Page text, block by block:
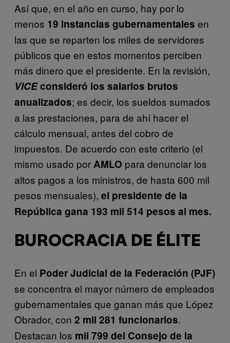
Así que, en el año en curso, hay por lo
menos 19 instancias gubernamentales en
las que se reparten los miles de servidores
públicos que en estos momentos perciben
más dinero que el presidente. En la revisión,
VICEconsideró los salarios brutos
anualizados; es decir, los sueldos sumados
a las prestaciones, para de ahí hacer el
cálculo mensual, antes del cobro de
impuestos. De acuerdo con este criterio (el
mismo usado porAMLO para denunciar los
altos pagos a los ministros, de hasta 600 mil
pesos mensuales), el presidente de la
República gana 193 mil 514 pesos al mes.
BUROCRACIA DE ÉLITE
En el Poder Judicial de la Federación (PJF)
se concentra el mayor número de empleados
gubernamentales que ganan más que López
Obrador, con 2 mil 281 funcionarios.
Destacan los mil 799 del Consejo de la